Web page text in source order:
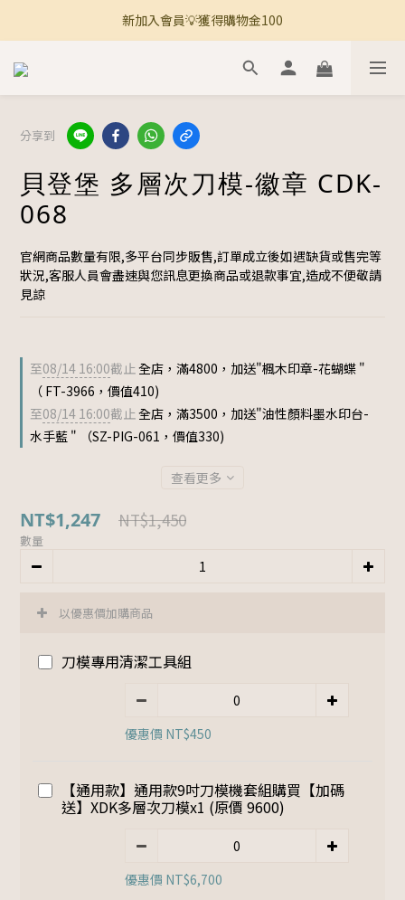
🚚 全館滿800免運 🚚
新加入會員💡獲得購物金100
🚚 全館滿800免運 🚚
分享到
貝登堡 多層次刀模-徽章 CDK-
068
官網商品數量有限,多平台同步販售,訂單成立後如遇缺貨或售完等
狀況,客服人員會盡速與您訊息更換商品或退款事宜,造成不便敬請
見諒
至08/14 16:00截止全店，滿4800，加送"楓木印章-花蝴蝶 "
（ FT-3966，價值410)
至08/14 16:00截止全店，滿3500，加送"油性顏料墨水印台-
水手藍 " （SZ-PIG-061，價值330)
查看更多
NT$1,247 NT$1,450
數量
以優惠價加購商品
刀模專用清潔工具組
優惠價 NT$450
【通用款】通用款9吋刀模機套組購買【加碼
送】XDK多層次刀模x1 (原價 9600)
優惠價 NT$6,700